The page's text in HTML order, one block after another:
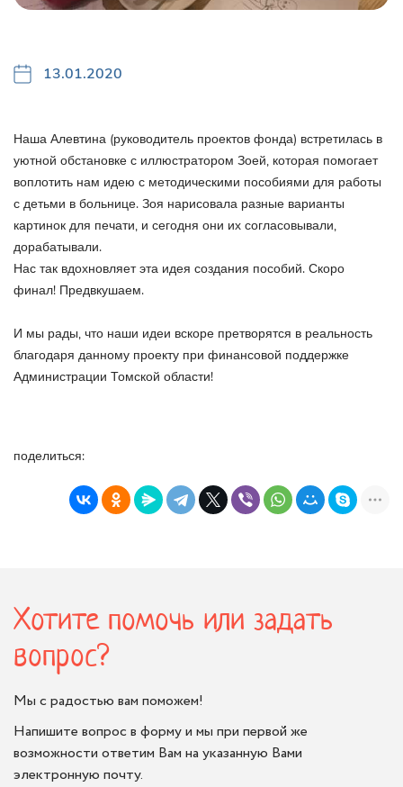
13.01.2020
Наша Алевтина (руководитель проектов фонда) встретилась в
уютной обстановке с иллюстратором Зоей, которая помогает
воплотить нам идею с методическими пособиями для работы
с детьми в больнице. Зоя нарисовала разные варианты
картинок для печати, и сегодня они их согласовывали,
дорабатывали.
Нас так вдохновляет эта идея создания пособий. Скоро
финал! Предвкушаем.
И мы рады, что наши идеи вскоре претворятся в реальность
благодаря данному проекту при финансовой поддержке
Администрации Томской области!
поделиться:
Хотите помочь или задать
вопрос?
Мы с радостью вам поможем!
Напишите вопрос в форму и мы при первой же
возможности ответим Вам на указанную Вами
электронную почту.